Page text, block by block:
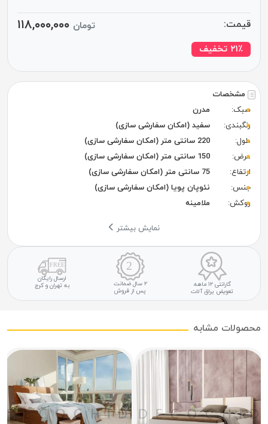
مشخصات
سبک:
مدرن
رنگبندی:
سفید (امکان سفارشی سازی)
طول:
220 سانتی متر (امکان سفارشی سازی)
عرض:
150 سانتی متر (امکان سفارشی سازی)
ارتفاع:
75 سانتی متر (امکان سفارشی سازی)
جنس:
نئوپان پویا (امکان سفارشی سازی)
روکش:
ملامینه
نمایش بیشتر
گارانتی ۱۲ ماهه
تعویض یراق آلات
۲ سال ضمانت
پس از فروش
ارسال رایگان
به تهران و کرج
قیمت: تومان ۱۱۸,۰۰۰,۰۰۰
۲۱٪ تخفیف
محصولات مشابه